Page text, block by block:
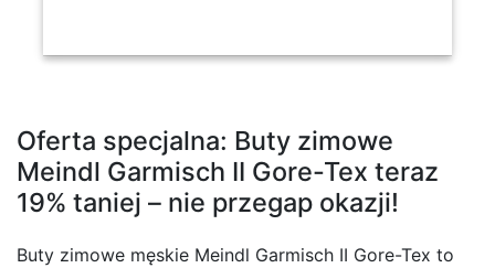
Oferta specjalna: Buty zimowe
Meindl Garmisch II Gore-Tex teraz
19% taniej – nie przegap okazji!
Buty zimowe męskie Meindl Garmisch II Gore-Tex to